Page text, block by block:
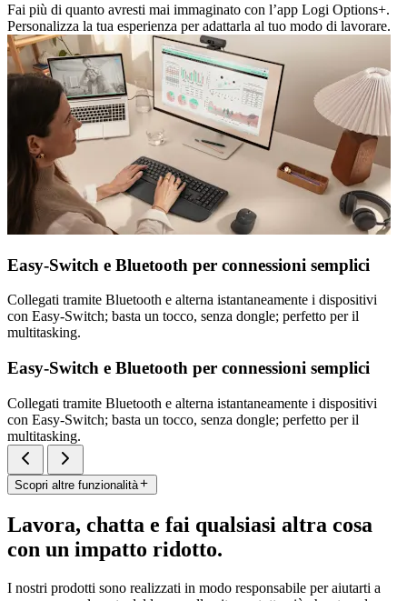
Fai più di quanto avresti mai immaginato con l’app Logi Options+.
Personalizza la tua esperienza per adattarla al tuo modo di lavorare.
Easy-Switch e Bluetooth per connessioni semplici
Collegati tramite Bluetooth e alterna istantaneamente i dispositivi
con Easy-Switch; basta un tocco, senza dongle; perfetto per il
multitasking.
Easy-Switch e Bluetooth per connessioni semplici
Collegati tramite Bluetooth e alterna istantaneamente i dispositivi
con Easy-Switch; basta un tocco, senza dongle; perfetto per il
multitasking.
Scopri altre funzionalità
Lavora, chatta e fai qualsiasi altra cosa
con un impatto ridotto.
I nostri prodotti sono realizzati in modo responsabile per aiutarti a